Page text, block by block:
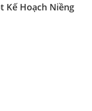
Kế Hoạch Niềng